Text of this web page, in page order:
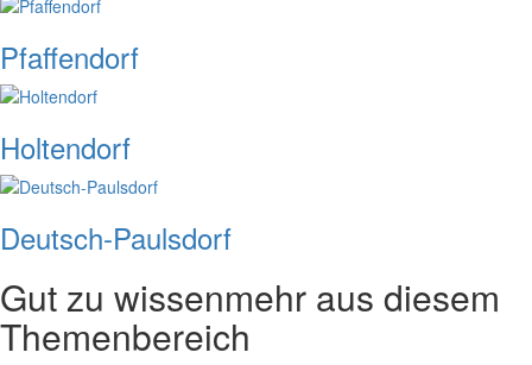
Pfaffendorf
Holtendorf
Deutsch-Paulsdorf
Gut zu wissenmehr aus diesem
Themenbereich